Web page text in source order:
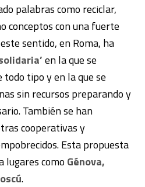
palabras como reciclar,
conceptos con una fuerte
sentido, en Roma, ha
en la que se
tipo y en la que se
sin recursos preparando y
También se han
cooperativas y
Esta propuesta
lugares como Génova,
.